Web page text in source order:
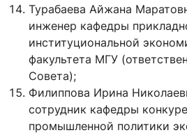
Турабаева Айжана
инженер кафедры
институциональной
факультета МГУ
Совета);
Филиппова Ирина
сотрудник кафедры
промышленной политики